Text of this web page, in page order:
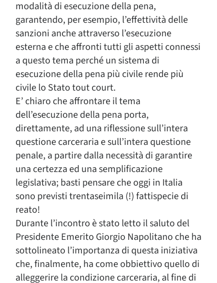
modalità di esecuzione della pena,
garantendo, per esempio, l’effettività delle
sanzioni anche attraverso l’esecuzione
esterna e che affronti tutti gli aspetti connessi
a questo tema perché un sistema di
esecuzione della pena più civile rende più
civile lo Stato tout court.
E’ chiaro che affrontare il tema
dell’esecuzione della pena porta,
direttamente, ad una riflessione sull’intera
questione carceraria e sull’intera questione
penale, a partire dalla necessità di garantire
una certezza ed una semplificazione
legislativa; basti pensare che oggi in Italia
sono previsti trentaseimila (!) fattispecie di
reato!
Durante l’incontro è stato letto il saluto del
Presidente Emerito Giorgio Napolitano che ha
sottolineato l’importanza di questa iniziativa
che, finalmente, ha come obbiettivo quello di
alleggerire la condizione carceraria, al fine di